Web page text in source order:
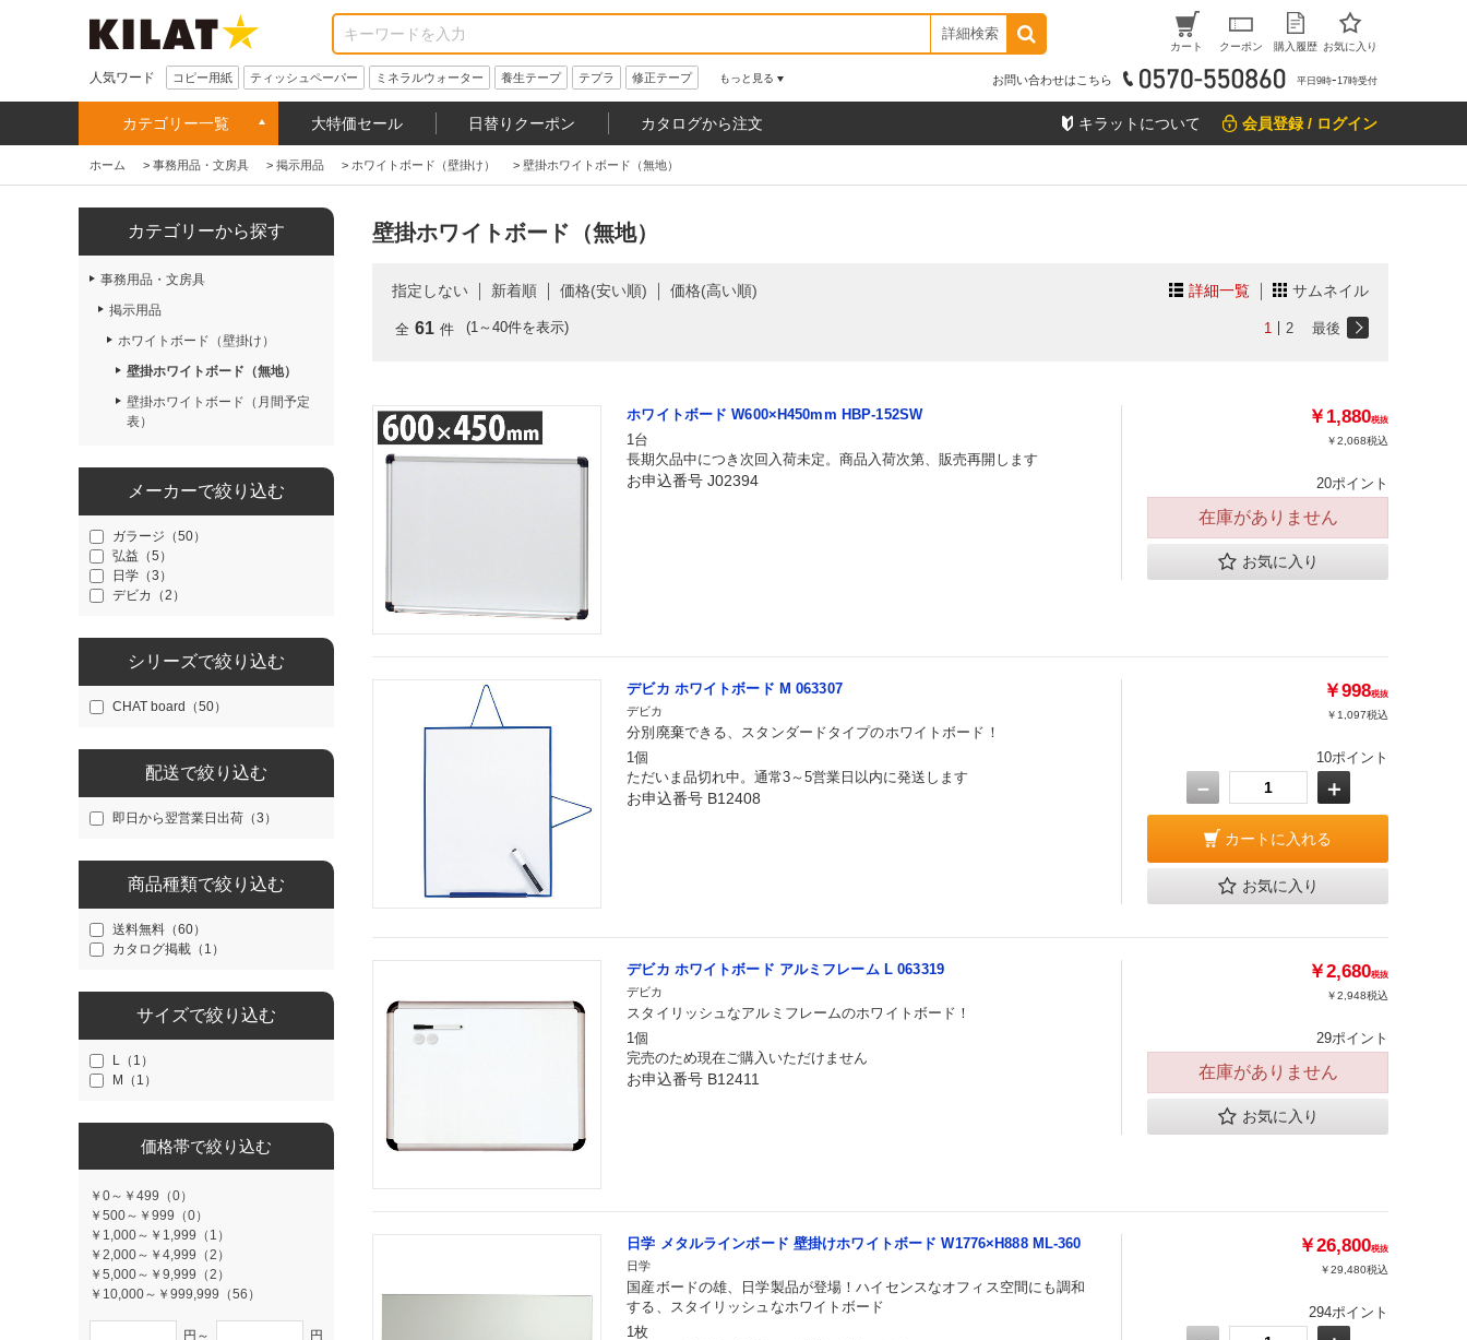
詳細検索
カート クーポン 購入履歴 お気に入り
人気ワード コピー用紙 ティッシュペーパー ミネラルウォーター 養生テープ テプラ 修正テープ もっと見る お問い合わせはこちら 平日9時ｰ17時受付
カテゴリー一覧 大特価セール 日替りクーポン カタログから注文 キラットについて 会員登録 / ログイン
ホーム > 事務用品・文房具 > 掲示用品 > ホワイトボード（壁掛け） > 壁掛ホワイトボード（無地）
カテゴリーから探す
事務用品・文房具
掲示用品
ホワイトボード（壁掛け）
壁掛ホワイトボード（無地）
壁掛ホワイトボード（月間予定
表）
メーカーで絞り込む
ガラージ（50）
弘益（5）
日学（3）
デビカ（2）
シリーズで絞り込む
CHAT board（50）
配送で絞り込む
即日から翌営業日出荷（3）
商品種類で絞り込む
送料無料（60）
カタログ掲載（1）
サイズで絞り込む
L（1）
M（1）
価格帯で絞り込む
￥0～￥499（0）
￥500～￥999（0）
￥1,000～￥1,999（1）
￥2,000～￥4,999（2）
￥5,000～￥9,999（2）
￥10,000～￥999,999（56）
円～ 円
壁掛ホワイトボード（無地）
詳細一覧 サムネイル
指定しない 新着順 価格(安い順) 価格(高い順)
全 61 件 (1～40件を表示) 1 2 最後
ホワイトボード W600×H450mm HBP-152SW
1台
長期欠品中につき次回入荷未定。商品入荷次第、販売再開します
お申込番号 J02394
￥1,880税抜
￥2,068税込
20ポイント
在庫がありません
お気に入り
デビカ ホワイトボード M 063307
デビカ
分別廃棄できる、スタンダードタイプのホワイトボード！
1個
ただいま品切れ中。通常3～5営業日以内に発送します
お申込番号 B12408
￥998税抜
￥1,097税込
10ポイント
－ ＋
カートに入れる
お気に入り
デビカ ホワイトボード アルミフレーム L 063319
デビカ
スタイリッシュなアルミフレームのホワイトボード！
1個
完売のため現在ご購入いただけません
お申込番号 B12411
￥2,680税抜
￥2,948税込
29ポイント
在庫がありません
お気に入り
日学 メタルラインボード 壁掛けホワイトボード W1776×H888 ML-360
日学
国産ボードの雄、日学製品が登場！ハイセンスなオフィス空間にも調和
する、スタイリッシュなホワイトボード
1枚
￥26,800税抜
￥29,480税込
294ポイント